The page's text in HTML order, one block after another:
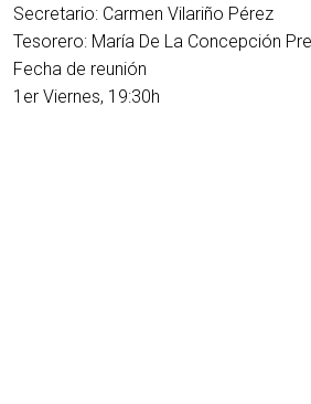
Secretario: Carmen Vilariño Pérez
Tesorero: María De La Concepción
Fecha de reunión
1er Viernes, 19:30h